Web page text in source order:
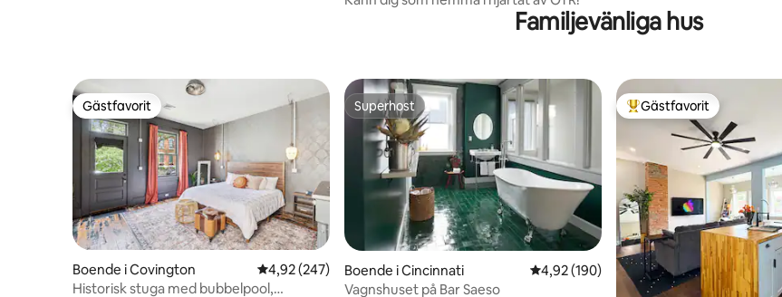
Familjevänliga hus
Gästfavorit
Gästfavorit
Boende i Covington 4,92 av 5 i genomsnittligt betyg, 247 omdömen
4,92 (247)
Historisk stuga med bubbelpool,
Superhost
Superhost
Boende i Cincinnati 4,92 av 5 i genomsnittligt betyg, 190
4,92 (190)
Vagnshuset på Bar Saeso
Populär gästfavorit
Gästfavorit